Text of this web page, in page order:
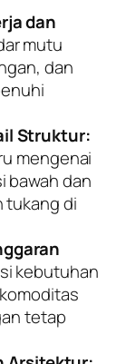
dan
mutu
dan
Struktur:
mengenai
bawah dan
tukang di
kebutuhan
tetap